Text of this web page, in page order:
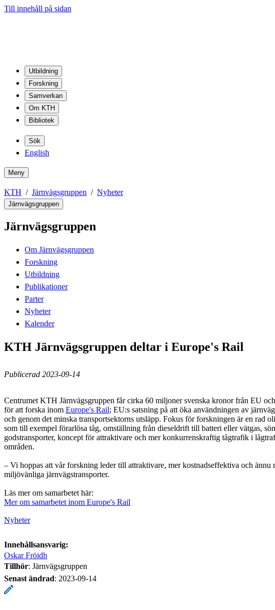
Till innehåll på sidan
Utbildning
Forskning
Samverkan
Om KTH
Bibliotek
Sök
English
Meny
KTH Järnvägsgruppen Nyheter
Järnvägsgruppen
Järnvägsgruppen
Om Järnvägsgruppen
Forskning
Utbildning
Publikationer
Parter
Nyheter
Kalender
KTH Järnvägsgruppen deltar i Europe's Rail
Publicerad 2023-09-14
Centrumet KTH Järnvägsgruppen får cirka 60 miljoner svenska kronor från EU
för att forska inom Europe's Rail; EU:s satsning på att öka användningen av
och genom det minska transportsektorns utsläpp. Fokus för forskningen är en rad
som till exempel förarlösa tåg, omställning från dieseldrift till batteri eller vätgas,
godstransporter, koncept för attraktivare och mer konkurrenskraftig tågtrafik i
områden.
– Vi hoppas att vår forskning leder till attraktivare, mer kostnadseffektiva och ännu
miljövänliga järnvägstransporter.
Läs mer om samarbetet här:
Mer om samarbetet inom Europe's Rail
Nyheter
Innehållsansvarig:
Oskar Fröidh
Tillhör: Järnvägsgruppen
Senast ändrad: 2023-09-14